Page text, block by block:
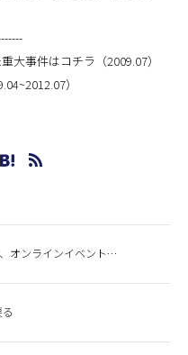
事件はコチラ（2009.07）
）
セミナーコンテンツの再活用で、オンラインイベントを公開しよう